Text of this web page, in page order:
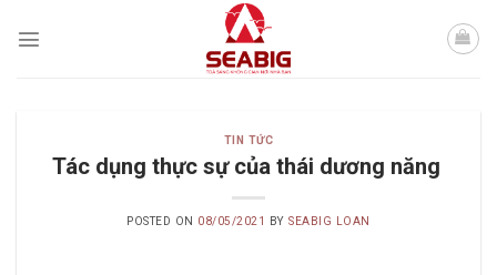
TIN TỨC
Tác dụng thực sự của thái dương năng
POSTED ON 08/05/2021 BYSEABIG LOAN